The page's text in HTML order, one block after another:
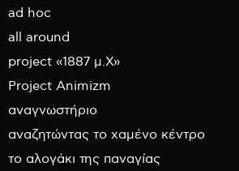
ad hoc
all around
project «1887 μ.Χ»
Project Animizm
αναγνωστήριο
αναζητώντας το χαμένο κέντρο
το αλογάκι της παναγίας